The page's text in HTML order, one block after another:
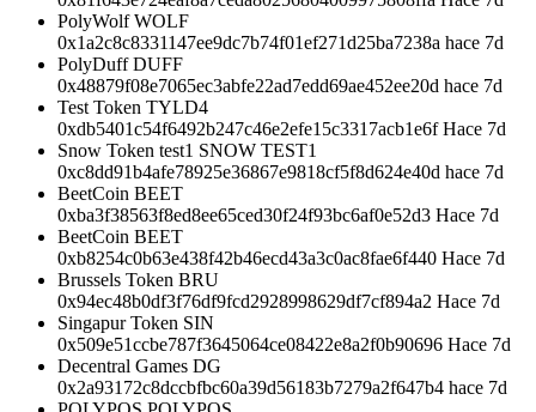
PolyWolf WOLF
0x1a2c8c8331147ee9dc7b74f01ef271d25ba7238a hace 7d
PolyDuff DUFF
0x48879f08e7065ec3abfe22ad7edd69ae452ee20d hace 7d
Test Token TYLD4
0xdb5401c54f6492b247c46e2efe15c3317acb1e6f Hace 7d
Snow Token test1 SNOW TEST1
0xc8dd91b4afe78925e36867e9818cf5f8d624e40d hace 7d
BeetCoin BEET
0xba3f38563f8ed8ee65ced30f24f93bc6af0e52d3 Hace 7d
BeetCoin BEET
0xb8254c0b63e438f42b46ecd43a3c0ac8fae6f440 Hace 7d
Brussels Token BRU
0x94ec48b0df3f76df9fcd2928998629df7cf894a2 Hace 7d
Singapur Token SIN
0x509e51ccbe787f3645064ce08422e8a2f0b90696 Hace 7d
Decentral Games DG
0x2a93172c8dccbfbc60a39d56183b7279a2f647b4 hace 7d